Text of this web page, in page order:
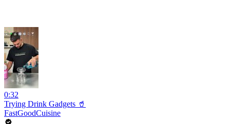
0:32
Trying Drink Gadgets 🥤
FastGoodCuisine